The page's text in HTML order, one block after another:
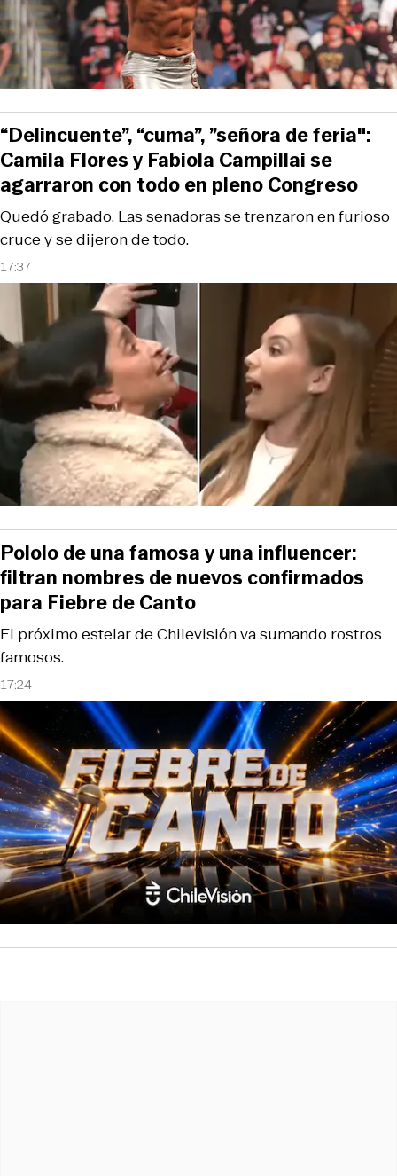
17:37
Quedó grabado. Las senadoras se trenzaron en furioso
cruce y se dijeron de todo.
“Delincuente”, “cuma”, ”señora de feria":
Camila Flores y Fabiola Campillai se
agarraron con todo en pleno Congreso
17:24
El próximo estelar de Chilevisión va sumando rostros
famosos.
Pololo de una famosa y una influencer:
filtran nombres de nuevos confirmados
para Fiebre de Canto